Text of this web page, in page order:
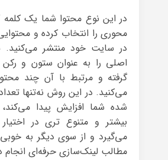
در این نوع محتوا شما یک
محوری را انتخاب کرده و
در سایت خود منتشر
اصلی را به عنوان ستون و
گرفته و مرتبط با آن چند
می‌کنید. در این روش نه‌تنها
شده شما افزایش پیدا می‌کند،
بیشتر و متنوع تری در اختیار
می‌گیرد و از سوی دیگر به
مطالب لینک‌سازی حرفه‌ای انجام